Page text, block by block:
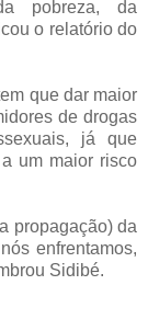
pobreza, da
o relatório do
que dar maior
de drogas
já que
um maior risco
propagação) da
enfrentamos,
Sidibé.